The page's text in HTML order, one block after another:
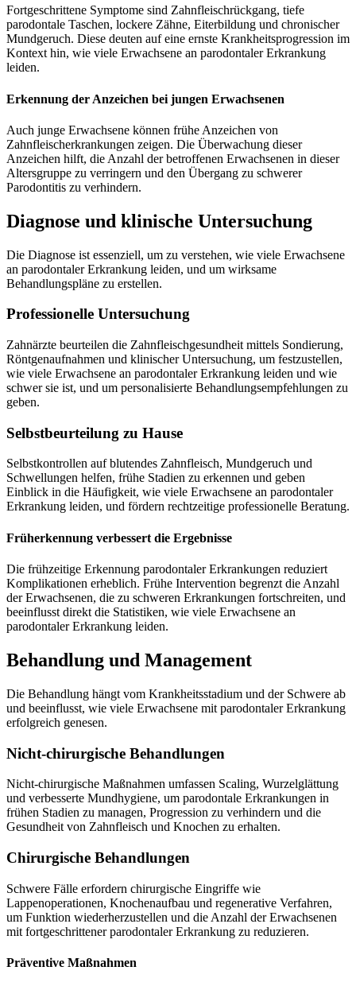
Fortgeschrittene Symptome sind Zahnfleischrückgang, tiefe
parodontale Taschen, lockere Zähne, Eiterbildung und chronischer
Mundgeruch. Diese deuten auf eine ernste Krankheitsprogression im
Kontext hin, wie viele Erwachsene an parodontaler Erkrankung
leiden.
Erkennung der Anzeichen bei jungen Erwachsenen
Auch junge Erwachsene können frühe Anzeichen von
Zahnfleischerkrankungen zeigen. Die Überwachung dieser
Anzeichen hilft, die Anzahl der betroffenen Erwachsenen in dieser
Altersgruppe zu verringern und den Übergang zu schwerer
Parodontitis zu verhindern.
Diagnose und klinische Untersuchung
Die Diagnose ist essenziell, um zu verstehen, wie viele Erwachsene
an parodontaler Erkrankung leiden, und um wirksame
Behandlungspläne zu erstellen.
Professionelle Untersuchung
Zahnärzte beurteilen die Zahnfleischgesundheit mittels Sondierung,
Röntgenaufnahmen und klinischer Untersuchung, um festzustellen,
wie viele Erwachsene an parodontaler Erkrankung leiden und wie
schwer sie ist, und um personalisierte Behandlungsempfehlungen zu
geben.
Selbstbeurteilung zu Hause
Selbstkontrollen auf blutendes Zahnfleisch, Mundgeruch und
Schwellungen helfen, frühe Stadien zu erkennen und geben
Einblick in die Häufigkeit, wie viele Erwachsene an parodontaler
Erkrankung leiden, und fördern rechtzeitige professionelle Beratung.
Früherkennung verbessert die Ergebnisse
Die frühzeitige Erkennung parodontaler Erkrankungen reduziert
Komplikationen erheblich. Frühe Intervention begrenzt die Anzahl
der Erwachsenen, die zu schweren Erkrankungen fortschreiten, und
beeinflusst direkt die Statistiken, wie viele Erwachsene an
parodontaler Erkrankung leiden.
Behandlung und Management
Die Behandlung hängt vom Krankheitsstadium und der Schwere ab
und beeinflusst, wie viele Erwachsene mit parodontaler Erkrankung
erfolgreich genesen.
Nicht-chirurgische Behandlungen
Nicht-chirurgische Maßnahmen umfassen Scaling, Wurzelglättung
und verbesserte Mundhygiene, um parodontale Erkrankungen in
frühen Stadien zu managen, Progression zu verhindern und die
Gesundheit von Zahnfleisch und Knochen zu erhalten.
Chirurgische Behandlungen
Schwere Fälle erfordern chirurgische Eingriffe wie
Lappenoperationen, Knochenaufbau und regenerative Verfahren,
um Funktion wiederherzustellen und die Anzahl der Erwachsenen
mit fortgeschrittener parodontaler Erkrankung zu reduzieren.
Präventive Maßnahmen